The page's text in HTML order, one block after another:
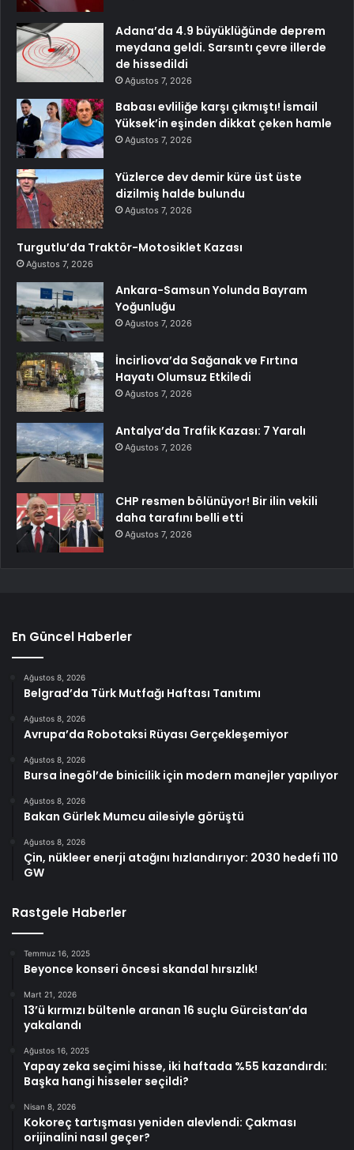
Adana’da 4.9 büyüklüğünde deprem
meydana geldi. Sarsıntı çevre illerde
de hissedildi
Ağustos 7, 2026
Babası evliliğe karşı çıkmıştı! İsmail
Yüksek’in eşinden dikkat çeken hamle
Ağustos 7, 2026
Yüzlerce dev demir küre üst üste
dizilmiş halde bulundu
Ağustos 7, 2026
Turgutlu’da Traktör-Motosiklet Kazası
Ağustos 7, 2026
Ankara-Samsun Yolunda Bayram
Yoğunluğu
Ağustos 7, 2026
İncirliova’da Sağanak ve Fırtına
Hayatı Olumsuz Etkiledi
Ağustos 7, 2026
Antalya’da Trafik Kazası: 7 Yaralı
Ağustos 7, 2026
CHP resmen bölünüyor! Bir ilin vekili
daha tarafını belli etti
Ağustos 7, 2026
En Güncel Haberler
Ağustos 8, 2026
Belgrad’da Türk Mutfağı Haftası Tanıtımı
Ağustos 8, 2026
Avrupa’da Robotaksi Rüyası Gerçekleşemiyor
Ağustos 8, 2026
Bursa İnegöl’de binicilik için modern manejler yapılıyor
Ağustos 8, 2026
Bakan Gürlek Mumcu ailesiyle görüştü
Ağustos 8, 2026
Çin, nükleer enerji atağını hızlandırıyor: 2030 hedefi 110
GW
Rastgele Haberler
Temmuz 16, 2025
Beyonce konseri öncesi skandal hırsızlık!
Mart 21, 2026
13’ü kırmızı bültenle aranan 16 suçlu Gürcistan’da
yakalandı
Ağustos 16, 2025
Yapay zeka seçimi hisse, iki haftada %55 kazandırdı:
Başka hangi hisseler seçildi?
Nisan 8, 2026
Kokoreç tartışması yeniden alevlendi: Çakması
orijinalini nasıl geçer?